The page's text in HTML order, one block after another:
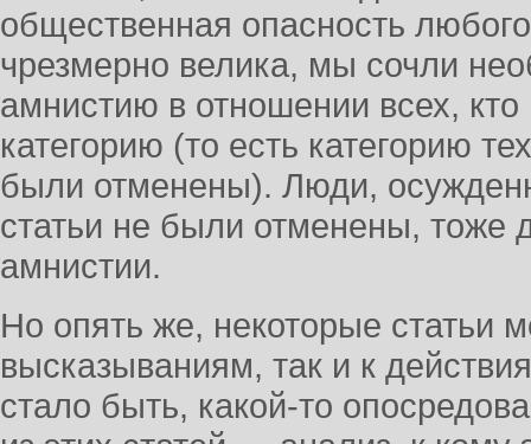
общественная опасность
чрезмерно велика, мы сочли
амнистию в отношении всех,
категорию (то есть категорию
были отменены). Люди,
статьи не были отменены, тоже
амнистии.
Но опять же, некоторые статьи
высказываниям, так и к
стало быть, какой-то